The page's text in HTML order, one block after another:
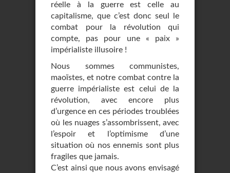
réelle à la guerre est celle au
capitalisme, que c’est donc seul le
combat pour la révolution qui
compte, pas pour une « paix »
impérialiste illusoire !
Nous sommes communistes,
maoïstes, et notre combat contre la
guerre impérialiste est celui de la
révolution, avec encore plus
d’urgence en ces périodes troublées
où les nuages s’assombrissent, avec
l’espoir et l’optimisme d’une
situation où nos ennemis sont plus
fragiles que jamais.
C’est ainsi que nous avons envisagé